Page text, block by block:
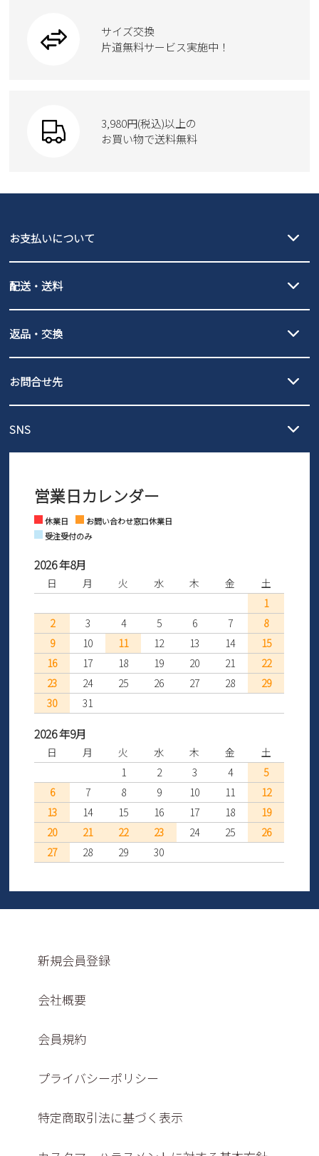
ウェア
moz
ブーツ
Parade
GAP
new balance
瞬足
トートバッグサイズ交換
片道無料サービス実施中！
3,980円(税込)以上の
お買い物で送料無料
お支払いについて
PayPay（オンライン決済）、代金引換のご利用が可能です。
配送・送料
北海道・本州・四国・九州…550円
3,980円（税込）以上お買い上げで送料無料
発送日・送料詳細については
ご利用ください。
全国一律…220円（税込）
発送日・送料詳細についてはご利用ガイドを
ご利用ください。
返品・交換
の片道無料サービスを実施中！
ントとしても安心してご利用いただけるよう、サイズ交換の受付期
さい。
お問合せ先
営業時間：11時～17時
※土日祝はお問い合わせ窓口休業日となります。
SNS
Facebook Instagram
営業日カレンダー
休業日
お問い合わせ窓口休業日
受注受付のみ
2026 年8月
日 月 火 水 木 金
土
1
2
3 4 5 6 7
8
9
10 11 12 13 14
15
16
17 18 19 20 21
22
23
24 25 26 27 28
29
30
31
2026 年9月
日 月 火 水 木 金
土
1
2 3 4
5
6
7 8 9 10 11
12
13
14 15 16 17 18
19
20
21 22 23 24 25
26
27
28 29 30
新規会員登録
会社概要
会員規約
プライバシーポリシー
特定商取引法に基づく表示